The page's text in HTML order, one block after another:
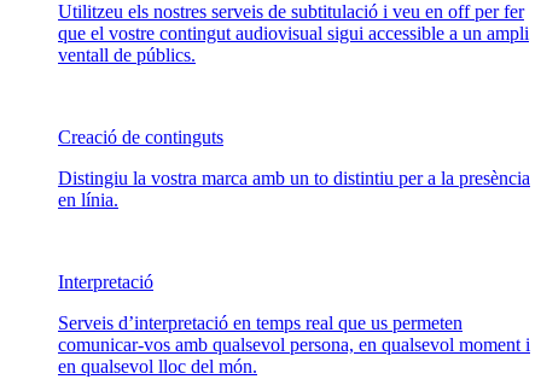
Utilitzeu els nostres serveis de subtitulació i veu en off per fer
que el vostre contingut audiovisual sigui accessible a un ampli
ventall de públics.
Creació de continguts
Distingiu la vostra marca amb un to distintiu per a la presència
en línia.
Interpretació
Serveis d’interpretació en temps real que us permeten
comunicar-vos amb qualsevol persona, en qualsevol moment i
en qualsevol lloc del món.